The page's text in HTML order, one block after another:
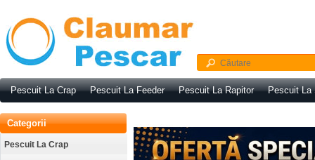
Pescuit La Crap Pescuit La Feeder Pescuit La Rapitor Pescuit La
Categorii
Pescuit La Crap